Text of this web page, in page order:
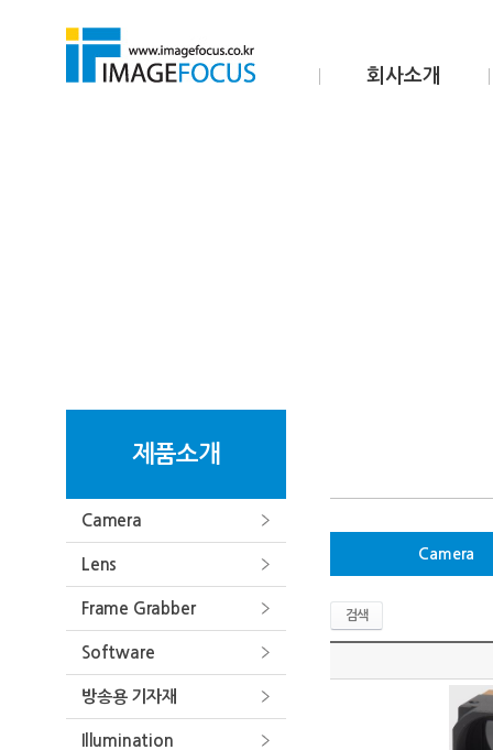
회사소개
제품소개
Camera
Lens
Frame Grabber
Software
방송용 기자재
Illumination
Camera
검색